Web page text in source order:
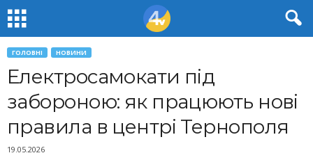
ГОЛОВНІ НОВИНИ
Електросамокати під
забороною: як працюють нові
правила в центрі Тернополя
19.05.2026